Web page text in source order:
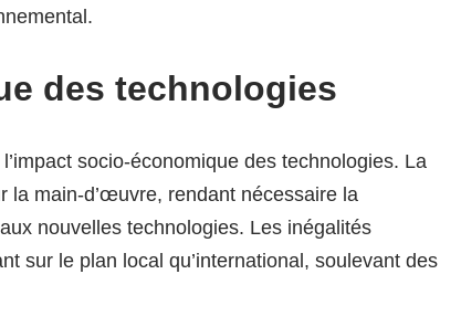
des technologies
socio-économique des technologies. La
la main-d’œuvre, rendant nécessaire la
nouvelles technologies. Les inégalités
sur le plan local qu’international, soulevant des